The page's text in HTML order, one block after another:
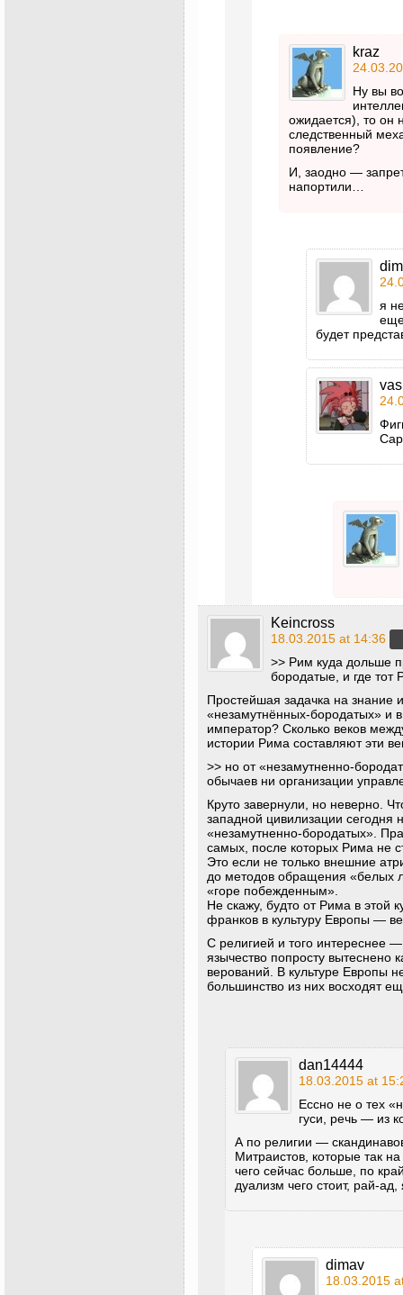
kraz
Ну вы
ожидается), то он
следственный
появление?
И, заодно —
напортили…
я
будет
Keincross
18.03.2015 at 14:36
>> Рим куда дольше
бородатые, и где тот
Простейшая задачка на знание
«незамутнённых-бородатых» и
император? Сколько веков
истории Рима составляют эти
>> но от «незамутненно-
обычаев ни организации
Круто завернули, но неверно.
западной цивилизации сегодня
«незамутненно-бородатых».
самых, после которых Рима не
Это если не только внешние
до методов обращения «белых
«горе побежденным».
Не скажу, будто от Рима в этой
франков в культуру Европы —
С религией и того интереснее
язычество попросту вытеснено
верований. В культуре Европы
большинство из них восходят
dan14444
18.03.2015 at
Ессно не о тех
гуси, речь — из
А по религии —
Митраистов, которые так
чего сейчас больше, по
дуализм чего стоит, рай-
dimav
18.03.2015